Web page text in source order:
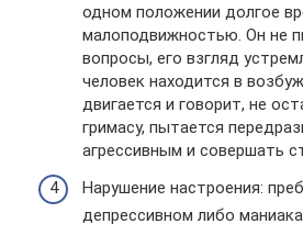
одном положении долгое
малоподвижностью. Он не
вопросы, его взгляд
человек находится в
двигается и говорит, не
гримасу, пытается
агрессивным и совершать
Нарушение настроения:
депрессивном либо